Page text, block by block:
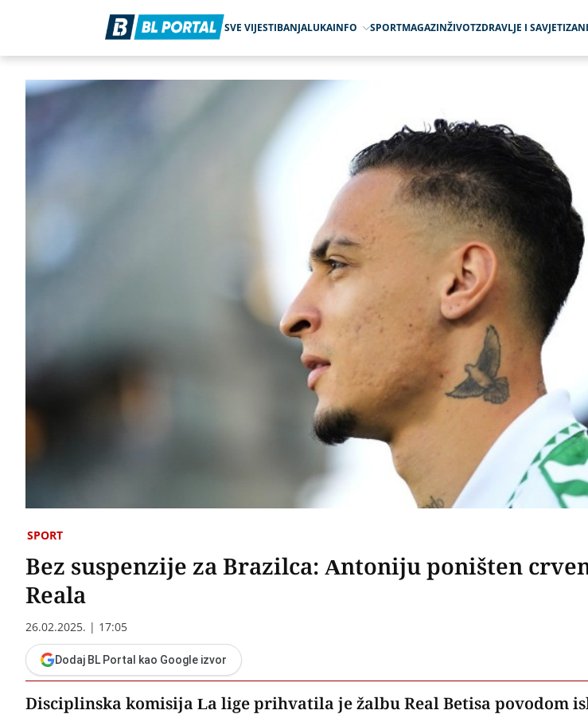
SVE VIJESTIBANJALUKAINFO SPORTMAGAZINŽIVOTZDRAVLJE I SAVJETI
SPORT
Bez suspenzije za Brazilca: Antoniju poništen
Reala
26.02.2025. | 17:05
Dodaj BL Portal kao Google izvor
Disciplinska komisija La lige prihvatila je žalbu Real Betisa povodom